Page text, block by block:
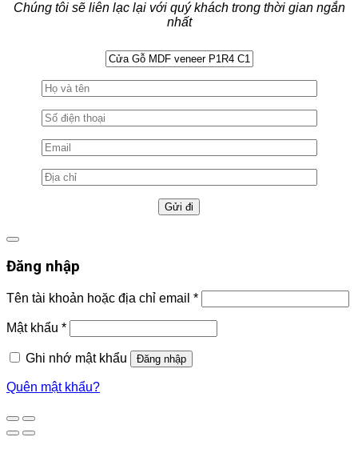
Chúng tôi sẽ liên lạc lại với quý khách trong thời gian ngắn
nhất
Đăng nhập
Tên tài khoản hoặc địa chỉ email *
Mật khẩu *
Ghi nhớ mật khẩu Đăng nhập
Quên mật khẩu?